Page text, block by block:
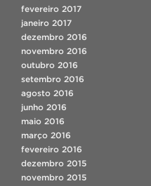
fevereiro 2017
janeiro 2017
dezembro 2016
novembro 2016
outubro 2016
setembro 2016
agosto 2016
junho 2016
maio 2016
março 2016
fevereiro 2016
dezembro 2015
novembro 2015